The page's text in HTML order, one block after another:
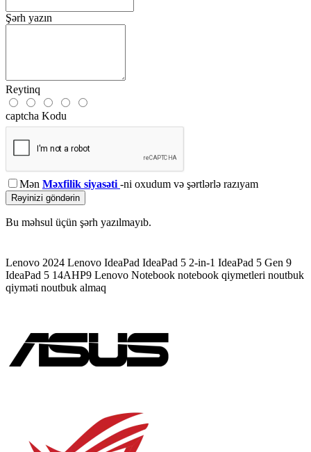
Şərh yazın
Reytinq
captcha Kodu
Mən Məxfilik siyasəti -ni oxudum və şərtlərlə razıyam
Rəyinizi göndərin
Bu məhsul üçün şərh yazılmayıb.
Lenovo 2024 Lenovo IdeaPad IdeaPad 5 2-in-1 IdeaPad 5 Gen 9
IdeaPad 5 14AHP9 Lenovo Notebook notebook qiymetleri noutbuk
qiyməti noutbuk almaq